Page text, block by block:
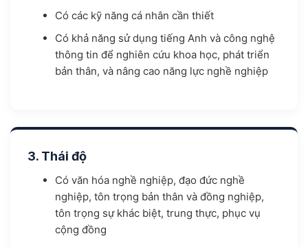
Có các kỹ năng cá nhân cần thiết
Có khả năng sử dụng tiếng Anh và công nghệ
thông tin để nghiên cứu khoa học, phát triển
bản thân, và nâng cao năng lực nghề nghiệp
3. Thái độ
Có văn hóa nghề nghiệp, đạo đức nghề
nghiệp, tôn trọng bản thân và đồng nghiệp,
tôn trọng sự khác biệt, trung thực, phục vụ
cộng đồng